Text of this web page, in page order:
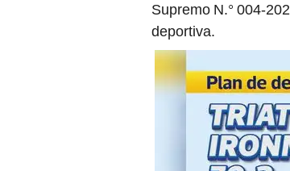
Supremo N.° 004-
deportiva.